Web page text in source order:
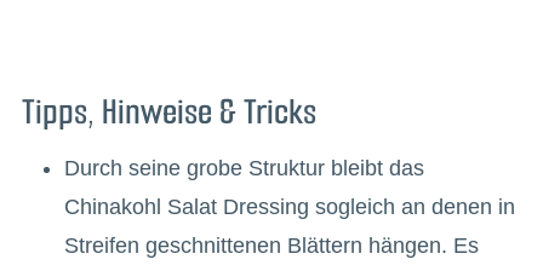
Tipps, Hinweise & Tricks
Durch seine grobe Struktur bleibt das
Chinakohl Salat Dressing sogleich an denen in
Streifen geschnittenen Blättern hängen. Es